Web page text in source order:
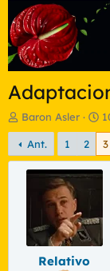
I
n
i
c
d
Baron Asler
F
e
c
h
a
i
i
Ant. 1 2 3
Relativo